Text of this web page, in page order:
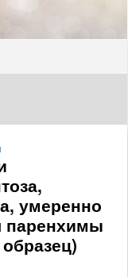
умеренно
паренхимы